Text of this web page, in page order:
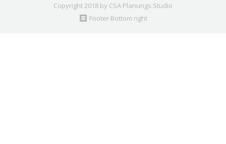
Copyright 2018 by CSA Planungs.Studio
Footer Bottom right